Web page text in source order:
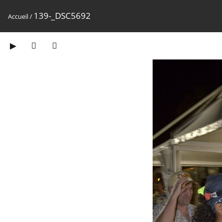
Accueil/ 139-_DSC5692